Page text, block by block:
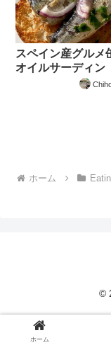
スペイン産グルメ
オイルサーディン
ホーム
©
ホーム